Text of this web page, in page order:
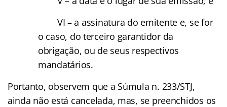
VI – a assinatura do emitente e, se for
o caso, do terceiro garantidor da
obrigação, ou de seus respectivos
mandatários.
Portanto, observem que a Súmula n. 233/STJ,
ainda não está cancelada, mas, se preenchidos os